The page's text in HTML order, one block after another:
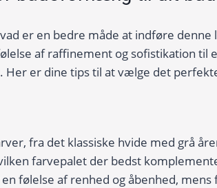
er en bedre måde at indføre
af raffinement og sofistikation til
er dine tips til at vælge det
fra det klassiske hvide med grå
farvepalet der bedst
følelse af renhed og åbenhed,